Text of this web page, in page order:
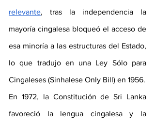
relevante, tras la independencia la
mayoría cingalesa bloqueó el acceso de
esa minoría a las estructuras del Estado,
lo que tradujo en una Ley Sólo para
Cingaleses (Sinhalese Only Bill) en 1956.
En 1972, la Constitución de Sri Lanka
favoreció la lengua cingalesa y la